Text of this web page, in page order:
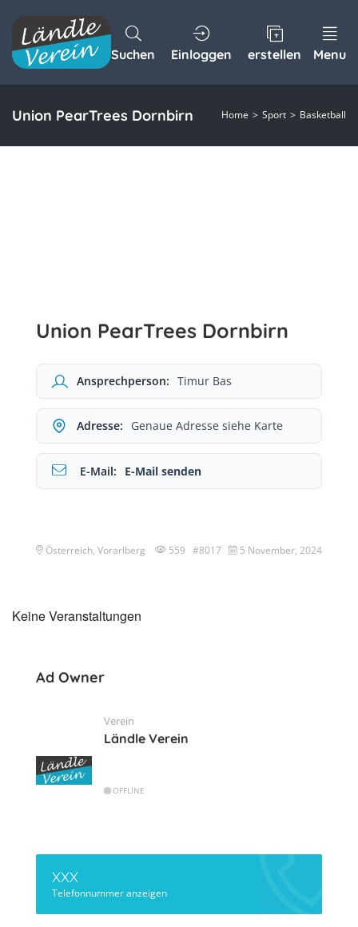
Suchen Einloggen erstellen Menu
Union PearTrees Dornbirn Home Sport Basketball
Union PearTrees Dornbirn
Ansprechperson: Timur Bas
Adresse: Genaue Adresse siehe Karte
E-Mail: E-Mail senden
Österreich, Vorarlberg 559 #8017 5 November, 2024
Keine Veranstaltungen
Ad Owner
Verein
Ländle Verein
OFFLINE
XXX
Telefonnummer anzeigen